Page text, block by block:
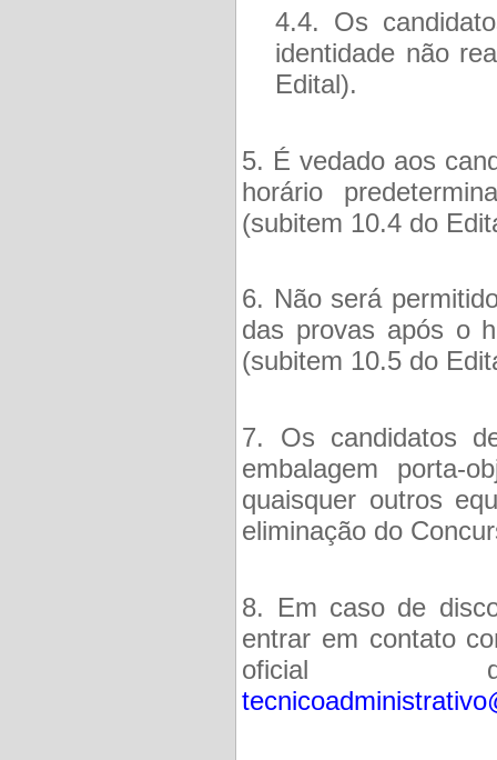
4.4. Os
identidade não
Edital).
5. É vedado aos
horário
(subitem 10.4 do
6. Não será
das provas após o
(subitem 10.5 do
7. Os candidatos
embalagem porta-
quaisquer outros
eliminação do
8. Em caso de
entrar em contato
oficial